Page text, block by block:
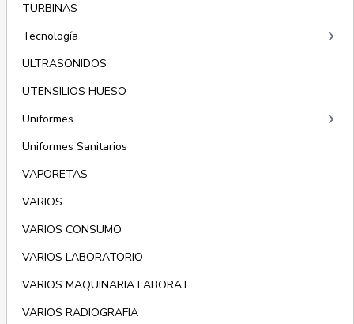
TURBINAS
Tecnología
keyboard_arrow_right
ULTRASONIDOS
UTENSILIOS HUESO
Uniformes
keyboard_arrow_right
Uniformes Sanitarios
VAPORETAS
VARIOS
VARIOS CONSUMO
VARIOS LABORATORIO
VARIOS MAQUINARIA LABORAT
VARIOS RADIOGRAFIA